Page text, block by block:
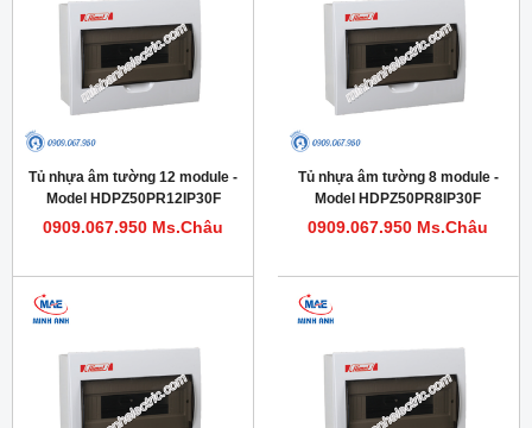
Tủ nhựa âm tường 12 module -
Model HDPZ50PR12IP30F
0909.067.950 Ms.Châu
Tủ nhựa âm tường 8 module -
Model HDPZ50PR8IP30F
0909.067.950 Ms.Châu